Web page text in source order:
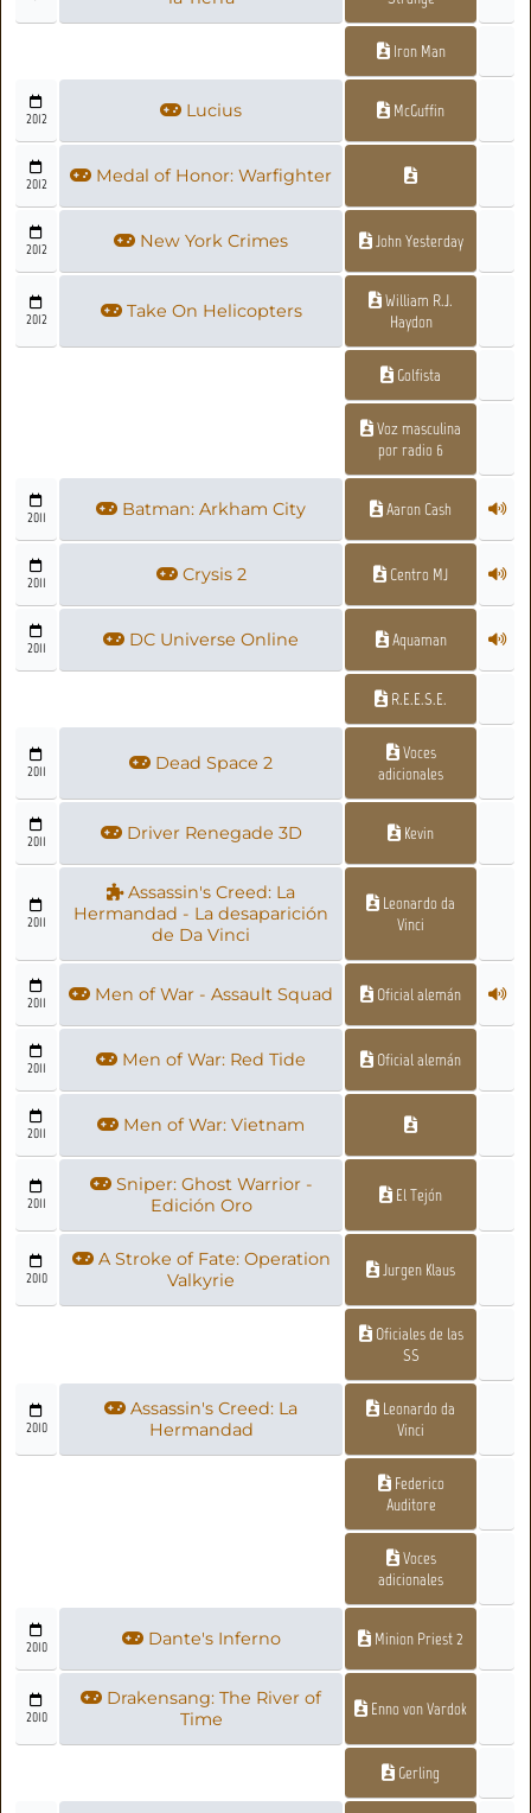
Iron Man
2012 Lucius McGuffin
2012 Medal of Honor: Warfighter
2012 New York Crimes John Yesterday
2012 Take On Helicopters
William R.J.
Haydon
Golfista
Voz masculina
por radio 6
2011 Batman: Arkham City Aaron Cash
2011 Crysis 2 Centro MJ
2011 DC Universe Online Aquaman
R.E.E.S.E.
2011 Dead Space 2
Voces
adicionales
2011 Driver Renegade 3D Kevin
2011
Assassin's Creed: La
Hermandad - La desaparición
de Da Vinci
Leonardo da
Vinci
2011 Men of War - Assault Squad Oficial alemán
2011 Men of War: Red Tide Oficial alemán
2011 Men of War: Vietnam
2011
Sniper: Ghost Warrior -
Edición Oro
El Tejón
2010
A Stroke of Fate: Operation
Valkyrie
Jurgen Klaus
Oficiales de las
SS
2010
Assassin's Creed: La
Hermandad
Leonardo da
Vinci
Federico
Auditore
Voces
adicionales
2010 Dante's Inferno Minion Priest 2
2010
Drakensang: The River of
Time
Enno von Vardok
Gerling